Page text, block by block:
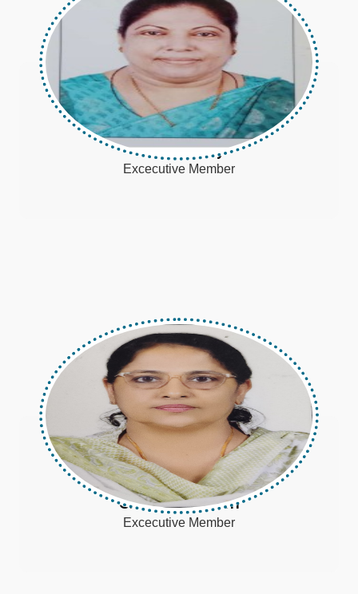
Gretta Baby
Excecutive Member
Shoba Johnson
Excecutive Member